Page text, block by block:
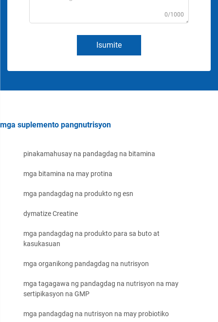
0/1000
Isumite
mga suplemento pangnutrisyon
pinakamahusay na pandagdag na bitamina
mga bitamina na may protina
mga pandagdag na produkto ng esn
dymatize Creatine
mga pandagdag na produkto para sa buto at
kasukasuan
mga organikong pandagdag na nutrisyon
mga tagagawa ng pandagdag na nutrisyon na may
sertipikasyon na GMP
mga pandagdag na nutrisyon na may probiotiko